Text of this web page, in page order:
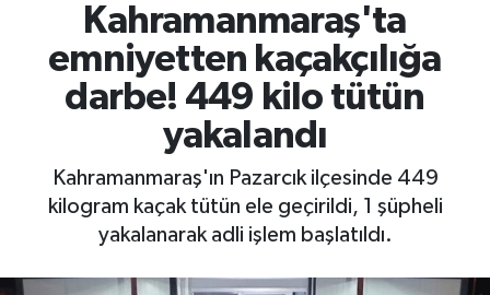
Kahramanmaraş'ta
emniyetten kaçakçılığa
darbe! 449 kilo tütün
yakalandı
Kahramanmaraş'ın Pazarcık ilçesinde 449
kilogram kaçak tütün ele geçirildi, 1 şüpheli
yakalanarak adli işlem başlatıldı.
SPOR
SİYASET
EKONOMİ
GÜNDEM
MAGAZİN
Kahramanmaraş Trafik Yoğunluk Haritası
Süper Lig Puan Durumu ve Fikstür
Tüm Manşetler
Son Dakika Haberleri
Haber Arşivi